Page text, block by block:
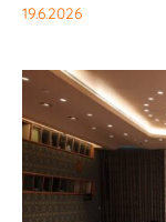
19.6.2026